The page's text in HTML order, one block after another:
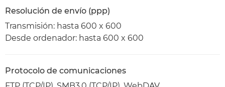
Resolución de envío (ppp)
Transmisión: hasta 600 x 600
Desde ordenador: hasta 600 x 600
Protocolo de comunicaciones